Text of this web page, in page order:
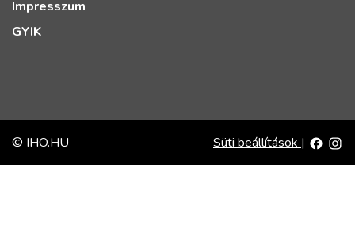
Impresszum
GYIK
© IHO.HU Süti beállítások |